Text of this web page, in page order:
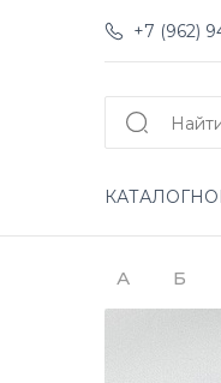
+7 (962)
КАТАЛОГ
А Б